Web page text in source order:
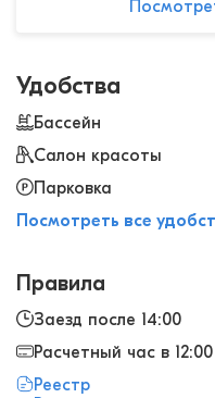
Удобства
Бассейн
Салон красоты
Парковка
Посмотреть все
Правила
Заезд после 14:00
Расчетный час в 12:00
Реестр